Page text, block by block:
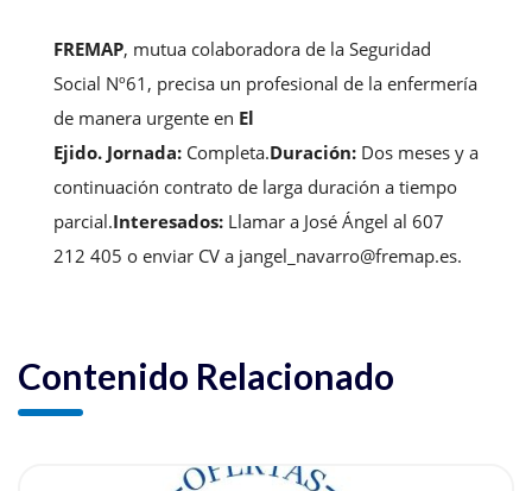
FREMAP, mutua colaboradora de la Seguridad
Social Nº61, precisa un profesional de la enfermería
de manera urgente en El
Ejido. Jornada: Completa.Duración: Dos meses y a
continuación contrato de larga duración a tiempo
parcial.Interesados: Llamar a José Ángel al 607
212 405 o enviar CV a jangel_navarro@fremap.es.
Contenido Relacionado